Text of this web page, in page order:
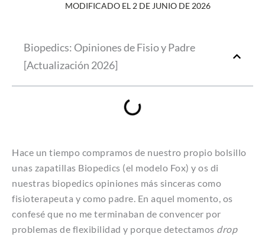
MODIFICADO EL 2 DE JUNIO DE 2026
Biopedics: Opiniones de Fisio y Padre
[Actualización 2026]
Hace un tiempo compramos de nuestro propio bolsillo
unas zapatillas Biopedics (el modelo Fox) y os di
nuestras biopedics opiniones más sinceras como
fisioterapeuta y como padre. En aquel momento, os
confesé que no me terminaban de convencer por
problemas de flexibilidad y porque detectamos drop